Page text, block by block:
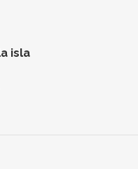
isla